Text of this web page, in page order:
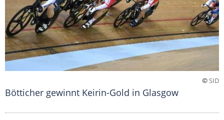
©SID
Bötticher gewinnt Keirin-Gold in Glasgow